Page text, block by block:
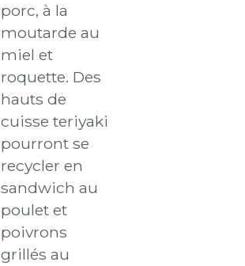
porc, à la
moutarde au
miel et
roquette. Des
hauts de
cuisse teriyaki
pourront se
recycler en
sandwich au
poulet et
poivrons
grillés au